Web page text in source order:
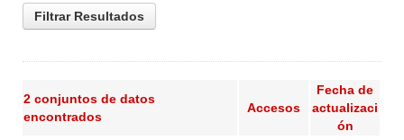
Filtrar Resultados
2 conjuntos de datos
encontrados
Accesos
Fecha de
actualizaci
ón